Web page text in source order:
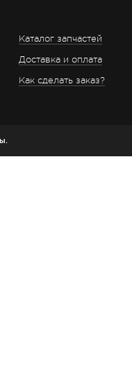
Каталог запчастей
Доставка и оплата
Как сделать заказ?